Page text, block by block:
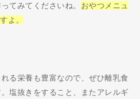
てみてくださいね。 おやつメニュ
よ。
る栄養も豊富なので、ぜひ離乳食
塩抜きをすること、またアレルギ